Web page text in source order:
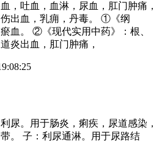
，吐血，血淋，尿血，肛门肿痛，
出血，乳痈，丹毒。 ①《纲
血。 ②《现代实用中药》：根、
炎出血，肛门肿痛，
尿。用于肠炎，痢疾，尿道感染，
。 子：利尿通淋。用于尿路结